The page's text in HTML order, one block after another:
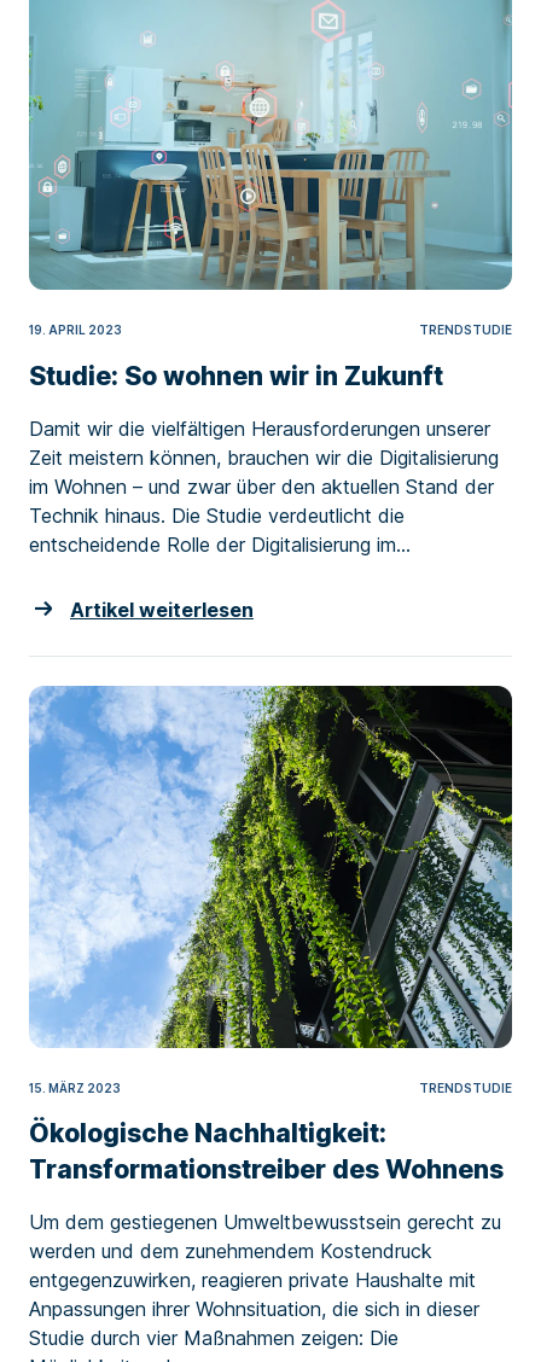
19. APRIL 2023 TRENDSTUDIE
Studie: So wohnen wir in Zukunft
Damit wir die vielfältigen Herausforderungen unserer
Zeit meistern können, brauchen wir die Digitalisierung
im Wohnen – und zwar über den aktuellen Stand der
Technik hinaus. Die Studie verdeutlicht die
entscheidende Rolle der Digitalisierung im...
Artikel weiterlesen
15. MÄRZ 2023 TRENDSTUDIE
Ökologische Nachhaltigkeit:
Transformationstreiber des Wohnens
Um dem gestiegenen Umweltbewusstsein gerecht zu
werden und dem zunehmendem Kostendruck
entgegenzuwirken, reagieren private Haushalte mit
Anpassungen ihrer Wohnsituation, die sich in dieser
Studie durch vier Maßnahmen zeigen: Die